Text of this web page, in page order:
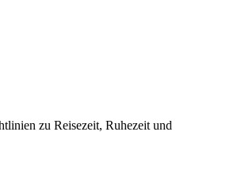
zu Reisezeit, Ruhezeit und